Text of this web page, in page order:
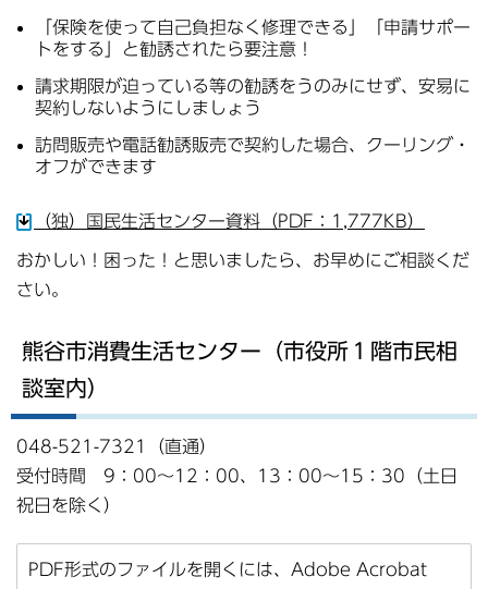
「保険を使って自己負担なく修理できる」「申請サポー
トをする」と勧誘されたら要注意！
請求期限が迫っている等の勧誘をうのみにせず、安易に
契約しないようにしましょう
訪問販売や電話勧誘販売で契約した場合、クーリング・
オフができます
（独）国民生活センター資料（PDF：1,777KB）
おかしい！困った！と思いましたら、お早めにご相談くだ
さい。
熊谷市消費生活センター（市役所１階市民相
談室内）
048-521-7321（直通）
受付時間 9：00～12：00、13：00～15：30（土日
祝日を除く）
PDF形式のファイルを開くには、Adobe Acrobat